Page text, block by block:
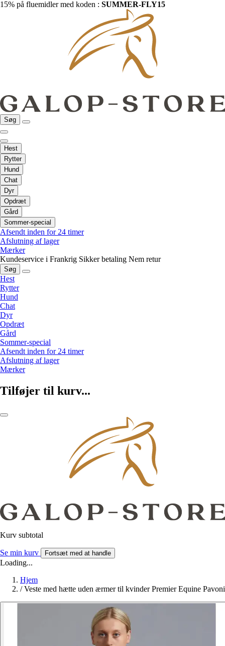
15% på fluemidler med koden : SUMMER-FLY15
Søg
Hest
Rytter
Hund
Chat
Dyr
Opdræt
Gård
Sommer-special
Afsendt inden for 24 timer
Afslutning af lager
Mærker
Kundeservice i Frankrig Sikker betaling Nem retur
Søg
Hest
Rytter
Hund
Chat
Dyr
Opdræt
Gård
Sommer-special
Afsendt inden for 24 timer
Afslutning af lager
Mærker
Tilføjer til kurv...
Kurv subtotal
Se min kurv Fortsæt med at handle
Loading...
Hjem
/ Veste med hætte uden ærmer til kvinder Premier Equine Pavoni